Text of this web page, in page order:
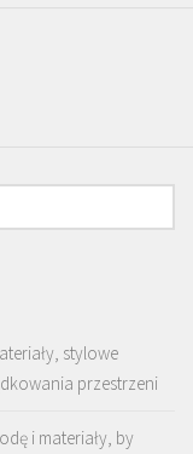
stylowe
przestrzeni
i materiały, by